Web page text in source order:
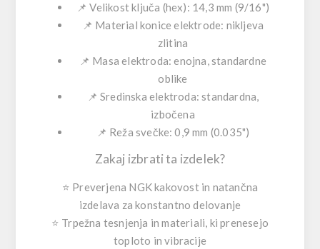
📌 Velikost ključa (hex): 14,3 mm (9/16")
📌 Material konice elektrode: nikljeva
zlitina
📌 Masa elektroda: enojna, standardne
oblike
📌 Sredinska elektroda: standardna,
izbočena
📌 Reža svečke: 0,9 mm (0.035")
Zakaj izbrati ta izdelek?
⭐ Preverjena NGK kakovost in natančna
izdelava za konstantno delovanje
⭐ Trpežna tesnjenja in materiali, ki prenesejo
toploto in vibracije